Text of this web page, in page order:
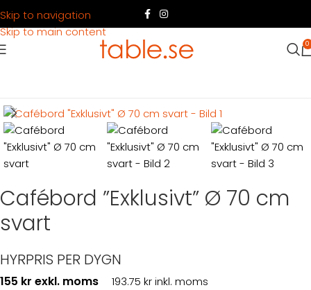
Skip to navigation
Skip to main content
0
Möbler Konferensmöbler
Cafébord ”Exklusivt” Ø 70 cm
svart
HYRPRIS PER DYGN
155 kr exkl. moms 193.75 kr inkl. moms